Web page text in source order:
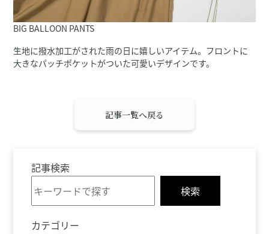
記事検索
検索
カテゴリー
BIG BALLOON PANTS
生地に撥水加工がされた雨の日に嬉しいアイテム。フロントに
大きなパッチポケットがついた可愛いデザインです。
記事一覧へ戻る